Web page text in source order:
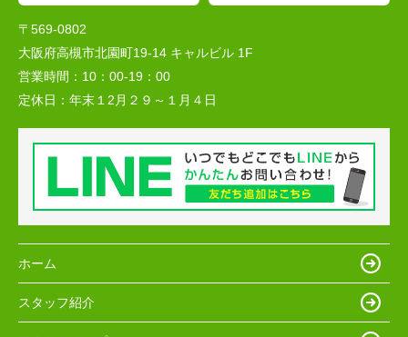
〒569-0802
大阪府高槻市北園町19-14 キャルビル 1F
営業時間： 10：00-19：00
定休日： 年末１2月２９～１月４日
ホーム
スタッフ紹介